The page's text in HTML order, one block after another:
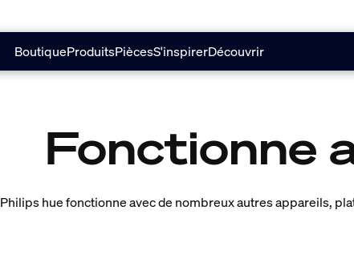
BoutiqueProduitsPiècesS'inspirerDécouvrir
Fonctionne
Philips hue fonctionne avec de nombreux autres appareils,